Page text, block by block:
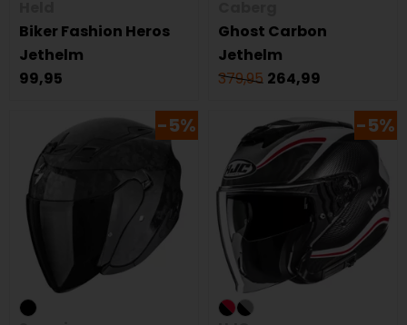
Biker Fashion Heros
Jethelm
99,95
Ghost Carbon
Jethelm
379,95 264,99
-5% -5%